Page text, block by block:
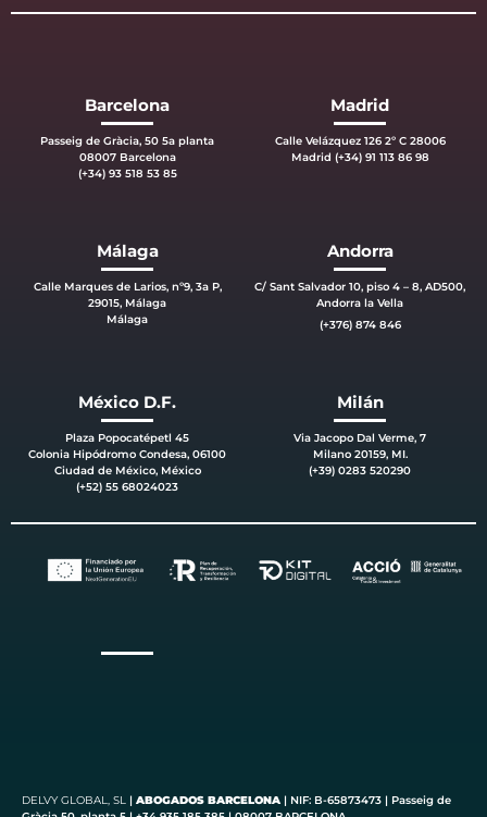
Barcelona
Passeig de Gràcia, 50 5a planta
08007 Barcelona
(+34) 93 518 53 85
Madrid
Calle Velázquez 126 2º C 28006
Madrid (+34) 91 113 86 98
Málaga
Calle Marques de Larios, nº9, 3a P,
29015, Málaga
Málaga
Andorra
C/ Sant Salvador 10, piso 4 – 8, AD500,
Andorra la Vella
(+376) 874 846
México D.F.
Plaza Popocatépetl 45
Colonia Hipódromo Condesa, 06100
Ciudad de México, México
(+52) 55 68024023
Milán
Via Jacopo Dal Verme, 7
Milano 20159, MI.
(+39) 0283 520290
DELVY GLOBAL, SL | ABOGADOS BARCELONA | NIF: B-65873473 | Passeig de